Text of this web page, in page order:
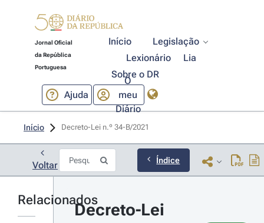
Jornal Oficial
da República
Portuguesa
Início
Legislação
Lexionário
Lia
Sobre o DR
Ajuda
O
meu
Diário
Início Decreto-Lei n.º 34-B/2021
Voltar Índice
Relacionados
Decreto-Lei